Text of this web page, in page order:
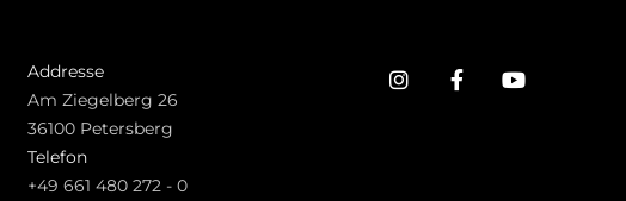
Addresse
Am Ziegelberg 26
36100 Petersberg
Telefon
+49 661 480 272 - 0